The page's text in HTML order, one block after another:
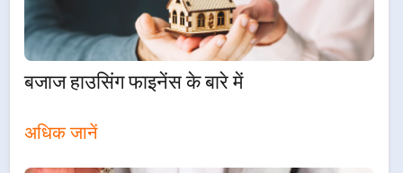
बजाज हाउसिंग फाइनेंस के बारे में
अधिक जानें